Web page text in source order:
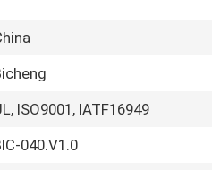
ISO9001, IATF16949
040.V1.0